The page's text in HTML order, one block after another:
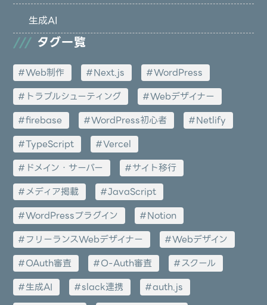
生成AI
タグ一覧
Web制作 Next.js
WordPress
トラブルシューティング
Webデザイナー
firebase
WordPress初心者
Netlify
TypeScript
Vercel
ドメイン・サーバー
サイト移行
メディア掲載
JavaScript
WordPressプラグイン
Notion
フリーランスWebデザイナー
Webデザイン
OAuth審査
O-Auth審査
スクール
生成AI
slack連携
auth.js